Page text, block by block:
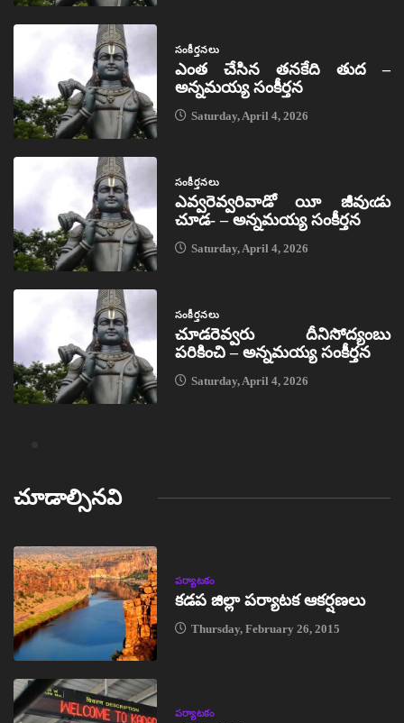
సంకీర్తనలు
ఎంత చేసిన తనకేది తుద –
అన్నమయ్య సంకీర్తన
Saturday, April 4, 2026
సంకీర్తనలు
ఎవ్వరెవ్వరివాడో యీ జీవుఁడు
చూడ- – అన్నమయ్య సంకీర్తన
Saturday, April 4, 2026
సంకీర్తనలు
చూడరెవ్వరు దీనిసోద్యంబు
పరికించి – అన్నమయ్య సంకీర్తన
Saturday, April 4, 2026
చూడాల్సినవి
పర్యాటకం
కడప జిల్లా పర్యాటక ఆకర్షణలు
Thursday, February 26, 2015
పర్యాటకం